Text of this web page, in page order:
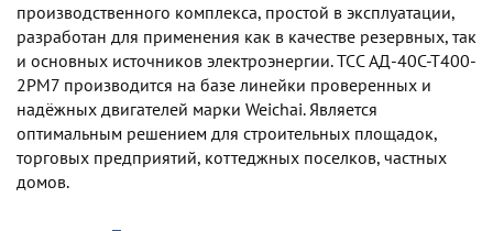
производственного комплекса, простой в эксплуатации,
разработан для применения как в качестве резервных, так
и основных источников электроэнергии. TCC АД-40С-Т400-
2РМ7 производится на базе линейки проверенных и
надёжных двигателей марки Weichai. Является
оптимальным решением для строительных площадок,
торговых предприятий, коттеджных поселков, частных
домов.